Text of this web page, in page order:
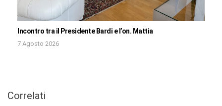
Incontro tra il Presidente Bardi e l’on. Mattia
7 Agosto 2026
Correlati